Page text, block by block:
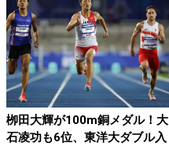
栁田大輝が100m銅メダル！大
石凌功も6位、東洋大ダブル入